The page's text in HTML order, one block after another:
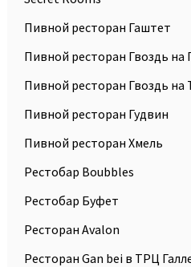
Пивной ресторан Гаштет
Пивной ресторан Гвоздь на
Пивной ресторан Гвоздь на
Пивной ресторан Гудвин
Пивной ресторан Хмель
Рестобар Boubbles
Рестобар Буфет
Ресторан Avalon
Ресторан Gan bei в ТРЦ